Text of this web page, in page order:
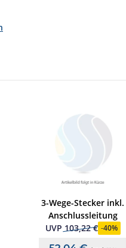
Hz
H: 320 mm T: 185 mm
(nicht kondensierend)
V - 0
3-Wege-Stecker inkl.
Anschlussleitung
UVP 103,22 € -40%